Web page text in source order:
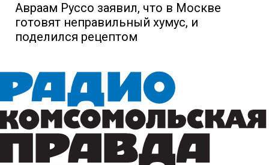
Авраам Руссо заявил, что в Москве
готовят неправильный хумус, и
поделился рецептом